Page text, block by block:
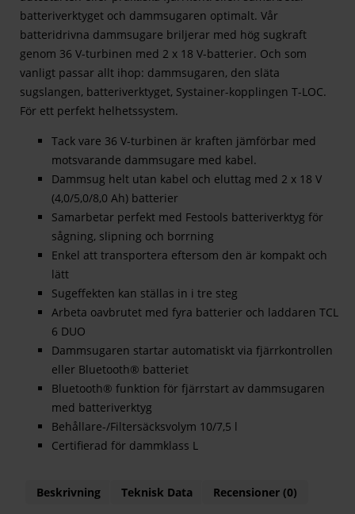
batteriverktyget och dammsugaren optimalt. Vår
batteridrivna dammsugare briljerar med hög sugkraft
genom 36 V-turbinen med 2 x 18 V-batterier. Och som
vanligt passar allt ihop: dammsugaren, den släta
sugslangen, batteriverktyget, Systainer-kopplingen T-LOC.
För ett perfekt helhetssystem.
Tack vare 36 V-turbinen är kraften jämförbar med
motsvarande dammsugare med kabel.
Dammsug helt utan kabel och eluttag med 2 x 18 V
(4,0/5,0/8,0 Ah) batterier
Samarbetar perfekt med Festools batteriverktyg för
sågning, slipning och borrning
Enkel att transportera eftersom den är kompakt och
lätt
Sugeffekten kan ställas in i tre steg
Arbeta oavbrutet med fyra batterier och laddaren TCL
6 DUO
Dammsugaren startar automatiskt via fjärrkontrollen
eller Bluetooth® batteriet
Bluetooth® funktion för fjärrstart av dammsugaren
med batteriverktyg
Behållare-/Filtersäcksvolym 10/7,5 l
Certifierad för dammklass L
Beskrivning Teknisk Data Recensioner (0)